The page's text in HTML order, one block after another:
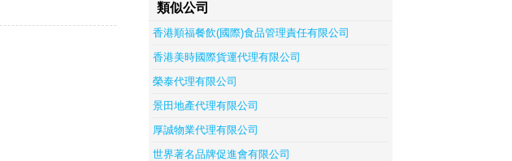
類似公司
香港順福餐飲(國際)食品管理責任有限公司
香港美時國際貨運代理有限公司
榮泰代理有限公司
景田地產代理有限公司
厚誠物業代理有限公司
世界著名品牌促進會有限公司